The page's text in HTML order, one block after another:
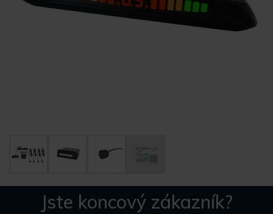
Jste koncový zákazník?